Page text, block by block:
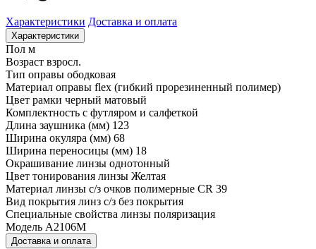
Характеристики Доставка и оплата
Характеристики
Пол м
Возраст взросл.
Тип оправы ободковая
Материал оправы flex (гибкий прорезиненный полимер)
Цвет рамки черный матовый
Комплектность с футляром и салфеткой
Длина заушника (мм) 123
Ширина окуляра (мм) 68
Ширина переносицы (мм) 18
Окрашивание линзы однотонный
Цвет тонирования линзы Желтая
Материал линзы с/з очков полимерные CR 39
Вид покрытия линз с/з без покрытия
Специальные свойства линзы поляризация
Модель A2106M
Доставка и оплата